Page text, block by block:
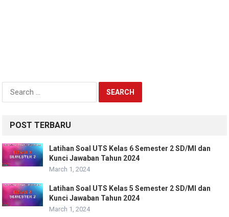
for:
POST TERBARU
Latihan Soal UTS Kelas 6 Semester 2 SD/MI dan
Kunci Jawaban Tahun 2024
March 1, 2024
Latihan Soal UTS Kelas 5 Semester 2 SD/MI dan
Kunci Jawaban Tahun 2024
March 1, 2024